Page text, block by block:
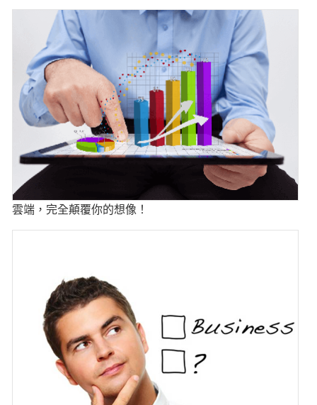
雲端，完全顛覆你的想像！